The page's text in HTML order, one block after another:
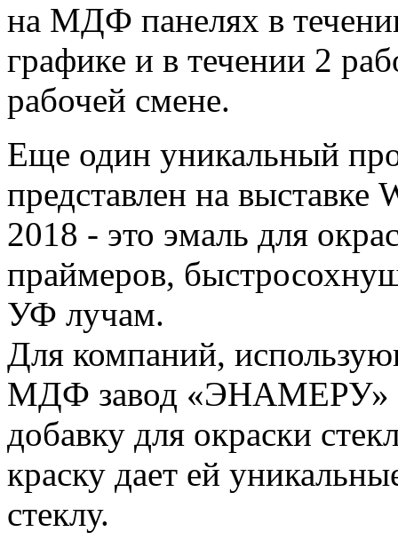
на МДФ панелях в
графике и в течении 2
рабочей смене.
Еще один уникальный
представлен на
2018 - это эмаль для
праймеров,
УФ лучам.
Для компаний,
МДФ завод «ЭНАМЕРУ»
добавку для окраски
краску дает ей
стеклу.